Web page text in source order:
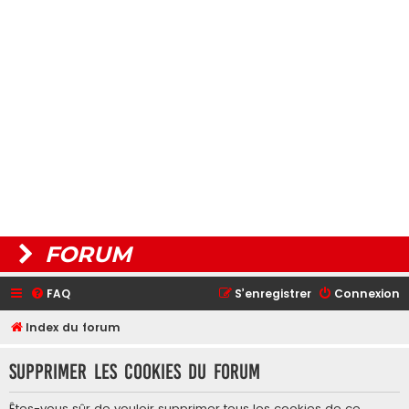
FORUM
FAQ Connexion
S’enregistrer
Index du forum
Supprimer les cookies du forum